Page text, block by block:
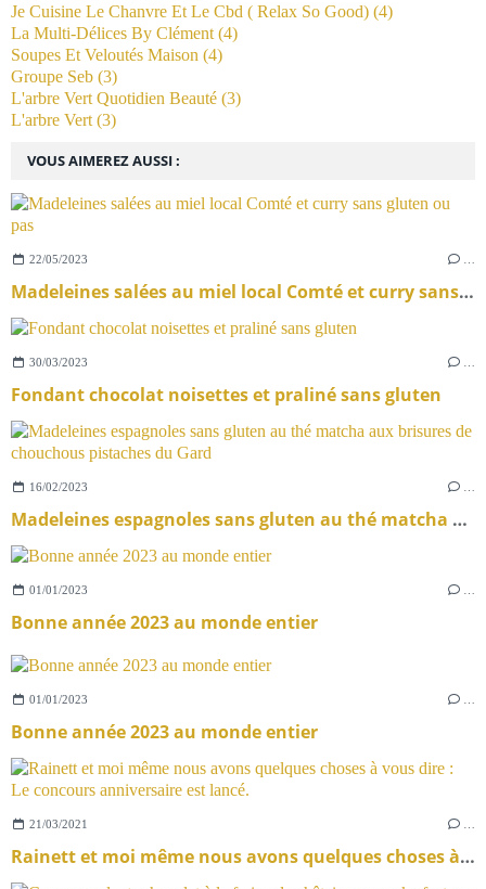
VOUS AIMEREZ AUSSI :
22/05/2023
Madeleines salées au miel local Comté et curry sans gluten ou pas
30/03/2023
Fondant chocolat noisettes et praliné sans gluten
16/02/2023
Madeleines espagnoles sans gluten au thé matcha aux brisures de chouchous pistaches du Gard
01/01/2023
Bonne année 2023 au monde entier
01/01/2023
Bonne année 2023 au monde entier
21/03/2021
Rainett et moi même nous avons quelques choses à vous dire : Le concours anniversaire est lancé.
Je Cuisine Le Chanvre Et Le Cbd ( Relax So Good) (4)
La Multi-Délices By Clément (4)
Soupes Et Veloutés Maison (4)
Groupe Seb (3)
L'arbre Vert Quotidien Beauté (3)
L'arbre Vert (3)